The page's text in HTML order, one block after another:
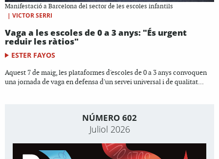
Manifestació a Barcelona del sector de les escoles infantils
| VICTOR SERRI
Vaga a les escoles de 0 a 3 anys: "És urgent
reduir les ràtios"
ESTER FAYOS
Aquest 7 de maig, les plataformes d'escoles de 0 a 3 anys convoquen
una jornada de vaga en defensa d'un servei universal i de qualitat...
NÚMERO 602
Juliol 2026